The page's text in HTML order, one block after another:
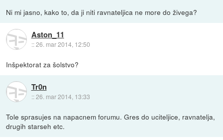
Ni mi jasno, kako to, da ji niti ravnateljica ne more do živega?
Aston_11
::26. mar 2014, 12:50
Inšpektorat za šolstvo?
Tr0n
::26. mar 2014, 13:33
Tole sprasujes na napacnem forumu. Gres do uciteljice, ravnatelja,
drugih starseh etc.